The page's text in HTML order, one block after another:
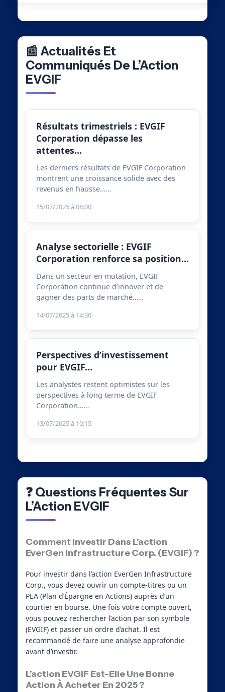
📰 Actualités Et
Communiqués De L’Action
EVGIF
Résultats trimestriels : EVGIF
Corporation dépasse les
attentes…
Les derniers résultats de EVGIF Corporation
montrent une croissance solide avec des
revenus en hausse……
15/07/2025 à 08:00
Analyse sectorielle : EVGIF
Corporation renforce sa position…
Dans un secteur en mutation, EVGIF
Corporation continue d’innover et de
gagner des parts de marché……
14/07/2025 à 14:30
Perspectives d’investissement
pour EVGIF…
Les analystes restent optimistes sur les
perspectives à long terme de EVGIF
Corporation……
13/07/2025 à 10:15
❓ Questions Fréquentes Sur
L’Action EVGIF
Comment Investir Dans L’action
EverGen Infrastructure Corp. (EVGIF) ?
Pour investir dans l’action EverGen Infrastructure
Corp., vous devez ouvrir un compte-titres ou un
PEA (Plan d’Épargne en Actions) auprès d’un
courtier en bourse. Une fois votre compte ouvert,
vous pouvez rechercher l’action par son symbole
(EVGIF) et passer un ordre d’achat. Il est
recommandé de faire une analyse approfondie
avant d’investir.
L’action EVGIF Est-Elle Une Bonne
Action À Acheter En 2025 ?